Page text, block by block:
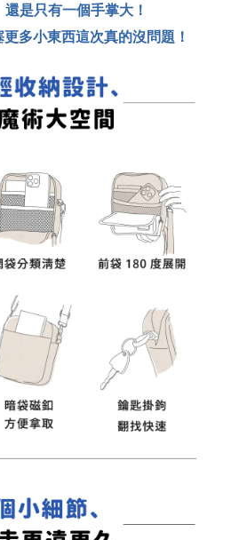
是只有一個手掌大！
多小東西這次真的沒問題！